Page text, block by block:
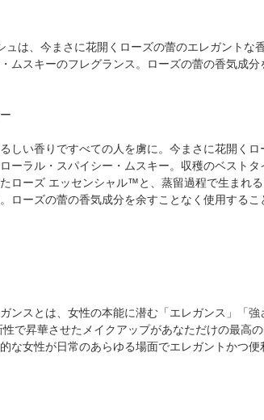
は、今まさに花開くローズの蕾のエレガントな
ムスキーのフレグランス。ローズの蕾の香気成
しい香りですべての人を虜に。今まさに花開く
ーラル・スパイシー・ムスキー。収穫のベスト
ローズ エッセンシャル™と、蒸留過程で生まれ
ローズの蕾の香気成分を余すことなく使用する
ンスとは、女性の本能に潜む「エレガンス」「
で昇華させたメイクアップがあなただけの最高
な女性が日常のあらゆる場面でエレガントかつ